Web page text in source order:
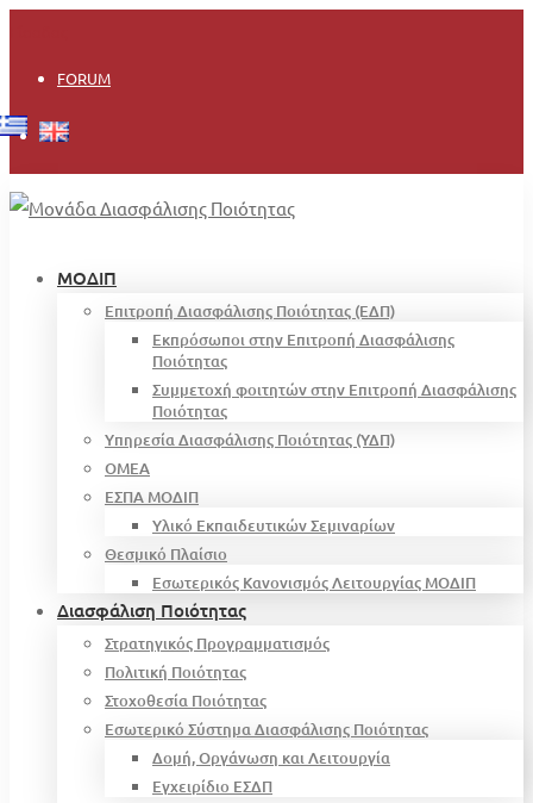
FORUM
ΜΟΔΙΠ
Επιτροπή Διασφάλισης Ποιότητας (ΕΔΠ)
Εκπρόσωποι στην Επιτροπή Διασφάλισης
Ποιότητας
Συμμετοχή φοιτητών στην Επιτροπή Διασφάλισης
Ποιότητας
Υπηρεσία Διασφάλισης Ποιότητας (ΥΔΠ)
OMEA
ΕΣΠΑ ΜΟΔΙΠ
Υλικό Εκπαιδευτικών Σεμιναρίων
Θεσμικό Πλαίσιο
Εσωτερικός Κανονισμός Λειτουργίας ΜΟΔΙΠ
Διασφάλιση Ποιότητας
Στρατηγικός Προγραμματισμός
Πολιτική Ποιότητας
Στοχοθεσία Ποιότητας
Εσωτερικό Σύστημα Διασφάλισης Ποιότητας
Δομή, Οργάνωση και Λειτουργία
Εγχειρίδιο ΕΣΔΠ